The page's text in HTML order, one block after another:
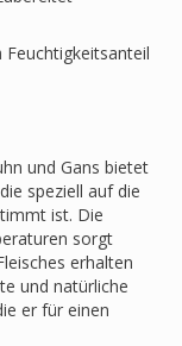
Feuchtigkeitsanteil
und Gans bietet
speziell auf die
ist. Die
sorgt
erhalten
und natürliche
er für einen